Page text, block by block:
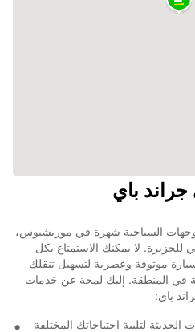
باي
السياحية شهرة في موريشيوس،
لا يمكنك الاستمتاع بكل
موثوقة وعصرية لتسهيل تنقلك
في المنطقة. إليك لمحة عن خدمات
باي:
لتلبية احتياجاتك المختلفة